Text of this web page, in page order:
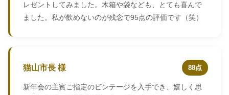
レゼントしてみました。木箱や袋なども、とても喜んで
ました。私が飲めないのが残念で95点の評価です（笑）
猫山市長 様 88点
新年会の主賓ご指定のビンテージを入手でき、嬉しく思